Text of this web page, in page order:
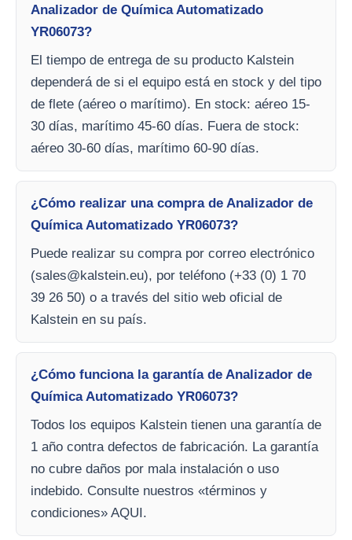
Analizador de Química Automatizado
YR06073?
El tiempo de entrega de su producto Kalstein
dependerá de si el equipo está en stock y del tipo
de flete (aéreo o marítimo). En stock: aéreo 15-
30 días, marítimo 45-60 días. Fuera de stock:
aéreo 30-60 días, marítimo 60-90 días.
¿Cómo realizar una compra de Analizador de
Química Automatizado YR06073?
Puede realizar su compra por correo electrónico
(sales@kalstein.eu), por teléfono (+33 (0) 1 70
39 26 50) o a través del sitio web oficial de
Kalstein en su país.
¿Cómo funciona la garantía de Analizador de
Química Automatizado YR06073?
Todos los equipos Kalstein tienen una garantía de
1 año contra defectos de fabricación. La garantía
no cubre daños por mala instalación o uso
indebido. Consulte nuestros «términos y
condiciones» AQUI.